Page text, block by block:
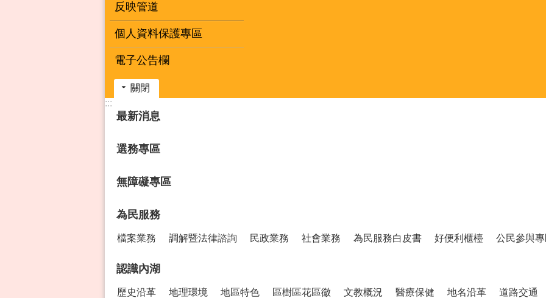
反映管道
個人資料保護專區
電子公告欄
關閉
:::
最新消息
選務專區
無障礙專區
為民服務
檔案業務 調解暨法律諮詢 民政業務 社會業務 為民服務白皮書 好便利櫃檯 公民參與
認識內湖
歷史沿革 地理環境 地區特色 區樹區花區徽 文教概況 醫療保健 地名沿革 道路交通